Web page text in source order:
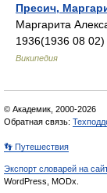
Пресич,
Маргарита
1936(1936 08
Википедия
© Академик, 2000-2026
Обратная связь:
👣 Путешествия
Экспорт словарей на
WordPress, MODx.